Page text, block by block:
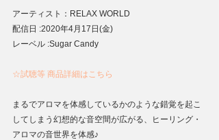
アーティスト：RELAX WORLD
配信日 :2020年4月17日(金)
レーベル :Sugar Candy
☆試聴等 商品詳細はこちら
まるでアロマを体感しているかのような錯覚を起こ
してしまう幻想的な音空間が広がる、ヒーリング・
アロマの音世界を体感♪